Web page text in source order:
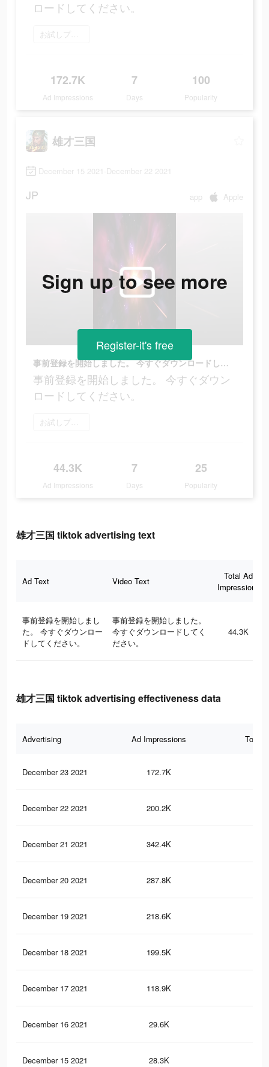
ロードしてください。
お試しプレイ
172.7K
Ad Impressions
7
Days
100
Popularity
雄才三国
December 15 2021-December 22 2021
JP app Apple
事前登録を開始しました。 今すぐダウンロードしてください。
事前登録を開始しました。 今すぐダウン
ロードしてください。
お試しプレイ
44.3K
Ad Impressions
7
Days
25
Popularity
Sign up to see more
Register-it's free
雄才三国 tiktok advertising text
Ad Text Video Text
Total Ad
Impressions
事前登録を開始しまし
た。 今すぐダウンロー
ドしてください。
事前登録を開始しました。
今すぐダウンロードしてく
ださい。
44.3K
雄才三国 tiktok advertising effectiveness data
Advertising Ad Impressions Total
December 23 2021 172.7K
December 22 2021 200.2K
December 21 2021 342.4K
December 20 2021 287.8K
December 19 2021 218.6K
December 18 2021 199.5K
December 17 2021 118.9K
December 16 2021 29.6K
December 15 2021 28.3K